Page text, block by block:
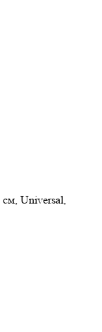
Universal,